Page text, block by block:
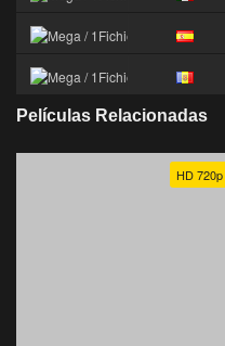
Películas Relacionadas
HD 720p